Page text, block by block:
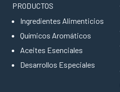
PRODUCTOS
Ingredientes Alimenticios
Químicos Aromáticos
Aceites Esenciales
Desarrollos Especiales